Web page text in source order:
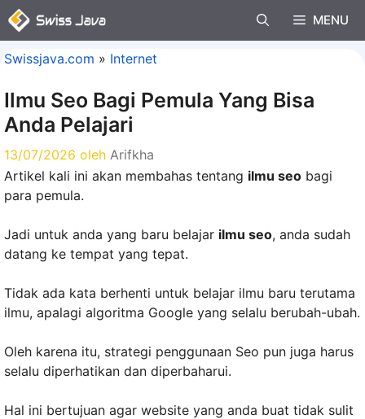
Langsung
ke
MENU
Swissjava.com » Internet
Ilmu Seo Bagi Pemula Yang Bisa
Anda Pelajari
13/07/2026 oleh Arifkha
Artikel kali ini akan membahas tentang ilmu seo bagi
para pemula.
Jadi untuk anda yang baru belajar ilmu seo, anda sudah
datang ke tempat yang tepat.
Tidak ada kata berhenti untuk belajar ilmu baru terutama
ilmu, apalagi algoritma Google yang selalu berubah-ubah.
Oleh karena itu, strategi penggunaan Seo pun juga harus
selalu diperhatikan dan diperbaharui.
Hal ini bertujuan agar website yang anda buat tidak sulit